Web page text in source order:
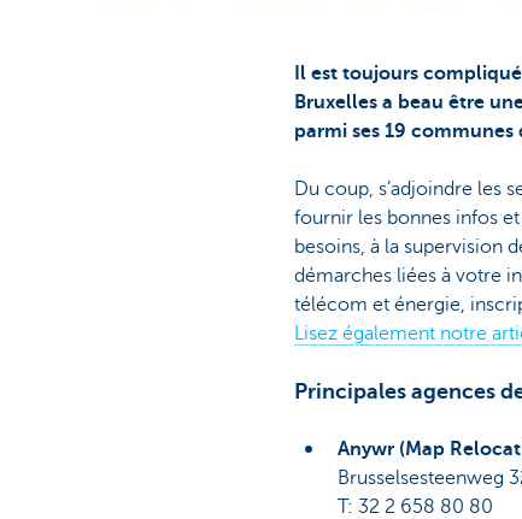
Il est toujours
Bruxelles a beau être
parmi ses 19
Du coup, s’adjoindre les
fournir les bonnes infos et
besoins, à la supervision
démarches liées à votre
télécom et énergie,
Lisez également notre
Principales agences
Anywr (Map
Brusselsesteenweg
T: 32 2 658 80 80